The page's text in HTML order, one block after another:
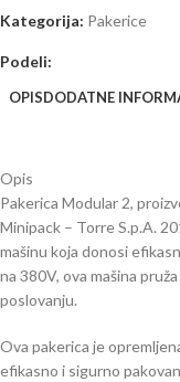
Kategorija: Pakerice
Podeli:
OPISDODATNE
Opis
Pakerica Modular 2,
Minipack – Torre S.p.A.
mašinu koja donosi
na 380V, ova mašina
poslovanju.
Ova pakerica je
efikasno i sigurno